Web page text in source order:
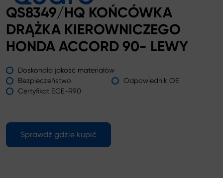
QS8349/HQ KOŃCÓWKA
DRĄŻKA KIEROWNICZEGO
HONDA ACCORD 90- LEWY
Doskonała jakość materiałów
Bezpieczeństwo
Odpowiednik OE
Certyfikat ECE-R90
Sprawdź gdzie kupić